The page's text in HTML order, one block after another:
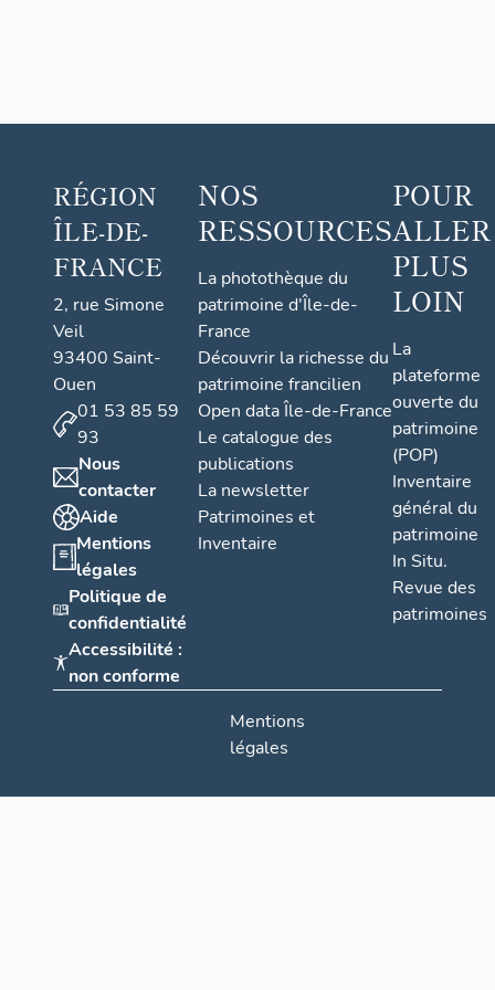
RÉGION
ÎLE-DE-
FRANCE
2, rue Simone
Veil
93400 Saint-
Ouen
01 53 85 59
93
Nous
contacter
Aide
Mentions
légales
Politique de
confidentialité
Accessibilité :
non conforme
NOS
RESSOURCES
La photothèque du
patrimoine d'Île-de-
France
Découvrir la richesse du
patrimoine francilien
Open data Île-de-France
Le catalogue des
publications
La newsletter
Patrimoines et
Inventaire
POUR
ALLER
PLUS
LOIN
La
plateforme
ouverte du
patrimoine
(POP)
Inventaire
général du
patrimoine
In Situ.
Revue des
patrimoines
Mentions
légales